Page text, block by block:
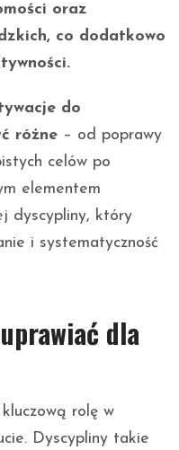
oraz
co dodatkowo
do
różne – od poprawy
celów po
elementem
dyscypliny, który
i systematyczność
dla
rolę w
Dyscypliny takie